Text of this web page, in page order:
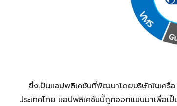
ซึ่งเป็นแอปพลิเคชันที่พัฒนาโดยบริษัทในเครื
ประเทศไทย แอปพลิเคชันนี้ถูกออกแบบมาเพื่อ